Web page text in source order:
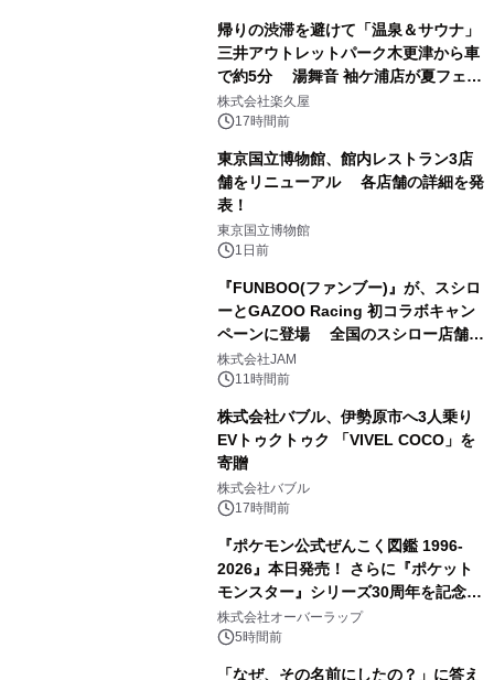
帰りの渋滞を避けて「温泉＆サウナ」
三井アウトレットパーク木更津から車
で約5分 湯舞音 袖ケ浦店が夏フェア
メニューを提供
株式会社楽久屋
17時間前
東京国立博物館、館内レストラン3店
舗をリニューアル 各店舗の詳細を発
表！
東京国立博物館
1日前
『FUNBOO(ファンブー)』が、スシロ
ーとGAZOO Racing 初コラボキャン
ペーンに登場 全国のスシロー店舗で
GR 4車種の FUNBOO(ミニカー)付き
メニューが展開されます
株式会社JAM
11時間前
株式会社バブル、伊勢原市へ3人乗り
EVトゥクトゥク 「VIVEL COCO」を
寄贈
株式会社バブル
17時間前
『ポケモン公式ぜんこく図鑑 1996-
2026』本日発売！ さらに『ポケット
モンスター』シリーズ30周年を記念し
た画集『ポケットモンスター ビジュア
ルアートブック』の発売決定！ 2026
株式会社オーバーラップ
5時間前
「なぜ、その名前にしたの？」に答え